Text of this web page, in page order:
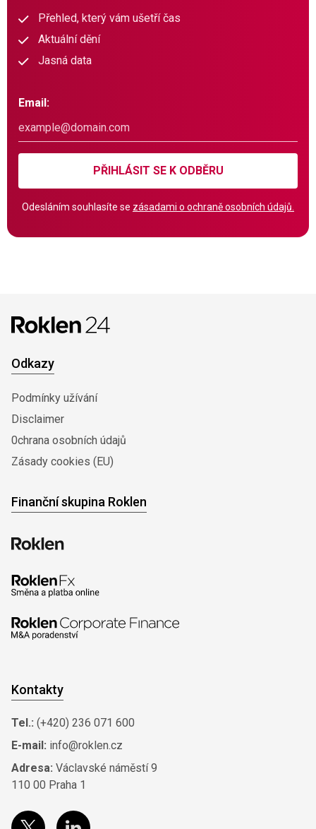
Přehled, který vám ušetří čas
Aktuální dění
Jasná data
Email:
PŘIHLÁSIT SE K ODBĚRU
Odesláním souhlasíte se zásadami o ochraně osobních údajů.
Odkazy
Podmínky užívání
Disclaimer
0chrana osobních údajů
Zásady cookies (EU)
Finanční skupina Roklen
Kontakty
Tel.: (+420) 236 071 600
E-mail: info@roklen.cz
Adresa: Václavské náměstí 9
110 00 Praha 1